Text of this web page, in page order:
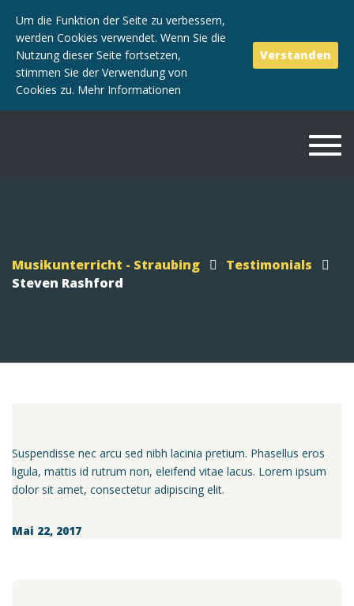
Musikunterricht - Straubing
Testimonials
Steven Rashford
Suspendisse nec arcu sed nibh lacinia pretium. Phasellus eros
ligula, mattis id rutrum non, eleifend vitae lacus. Lorem ipsum
dolor sit amet, consectetur adipiscing elit.
Mai 22, 2017
Um die Funktion der Seite zu verbessern,
werden Cookies verwendet. Wenn Sie die
Nutzung dieser Seite fortsetzen,
stimmen Sie der Verwendung von
Cookies zu. Mehr Informationen
Verstanden